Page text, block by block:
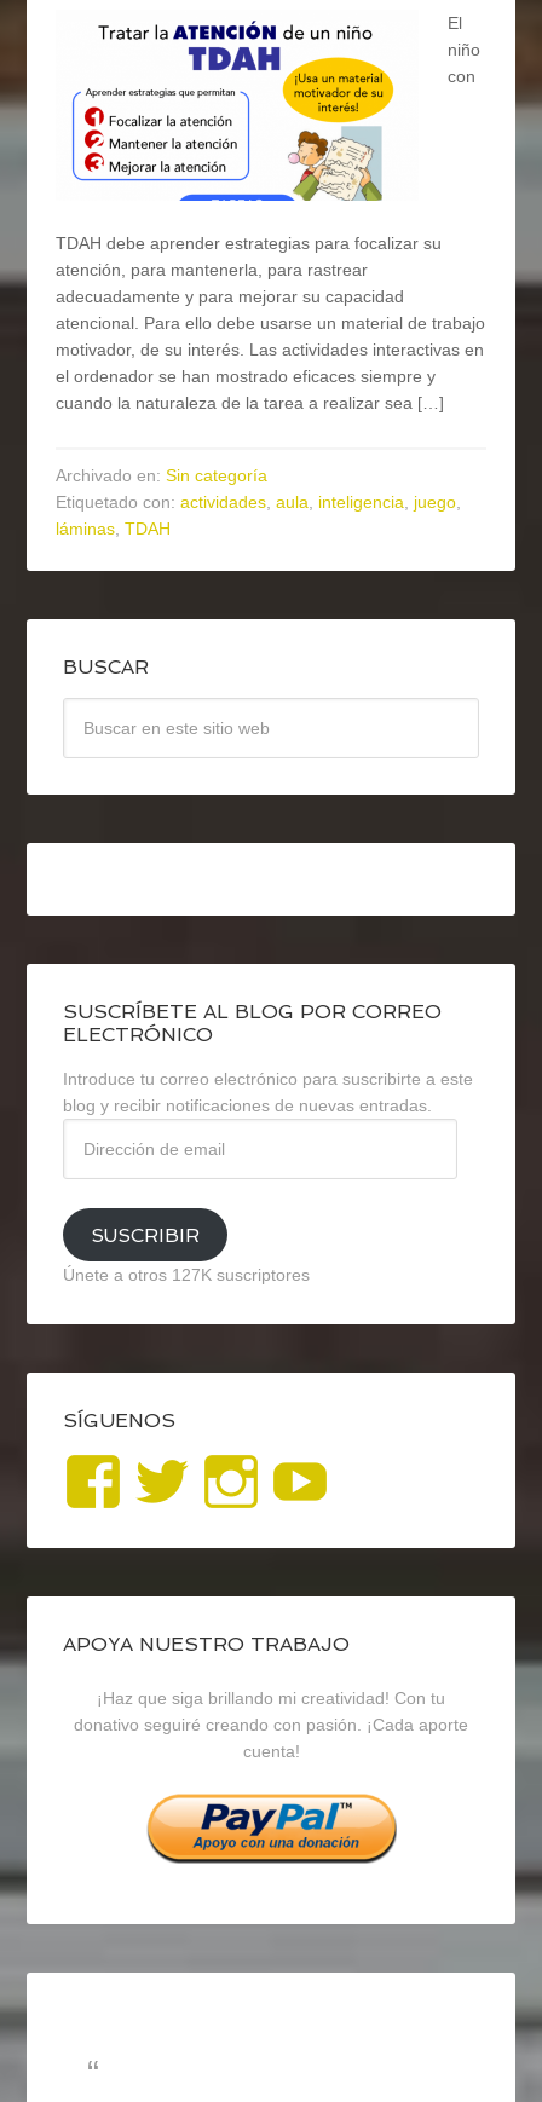
El
niño
con
TDAH debe aprender estrategias para focalizar su
atención, para mantenerla, para rastrear
adecuadamente y para mejorar su capacidad
atencional. Para ello debe usarse un material de trabajo
motivador, de su interés. Las actividades interactivas en
el ordenador se han mostrado eficaces siempre y
cuando la naturaleza de la tarea a realizar sea […]
Archivado en:Sin categoría
Etiquetado con:actividades,aula, inteligencia, juego,
láminas,TDAH
BUSCAR
SUSCRÍBETE AL BLOG POR CORREO
ELECTRÓNICO
Introduce tu correo electrónico para suscribirte a este
blog y recibir notificaciones de nuevas entradas.
email
SUSCRIBIR
Únete a otros 127K suscriptores
SÍGUENOS
Ver
perfil
de
blogrecursosep
en
Facebook
Ver
perfil
de
recursosep
en
Twitter
Ver
perfil
de
recursosep
en
Instagram
APOYA NUESTRO TRABAJO
¡Haz que siga brillando mi creatividad! Con tu
donativo seguiré creando con pasión. ¡Cada aporte
cuenta!